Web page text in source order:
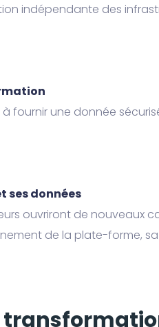
indépendante des
fournir une donnée
ses données
ouvriront de nouveaux
de la plate-forme,